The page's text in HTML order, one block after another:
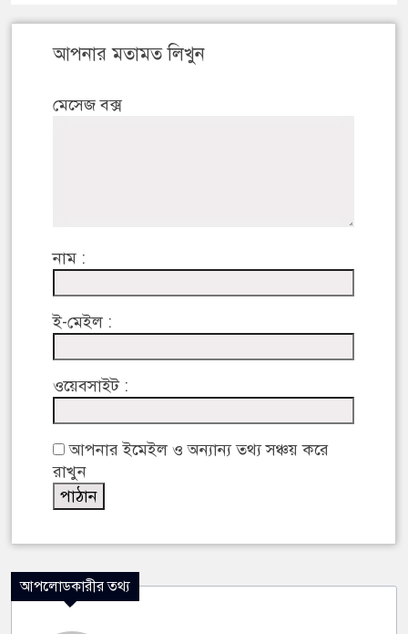
আপনার মতামত লিখুন
মেসেজ বক্স
নাম :
ই-মেইল :
ওয়েবসাইট :
আপনার ইমেইল ও অন্যান্য তথ্য সঞ্চয় করে
রাখুন
আপলোডকারীর তথ্য